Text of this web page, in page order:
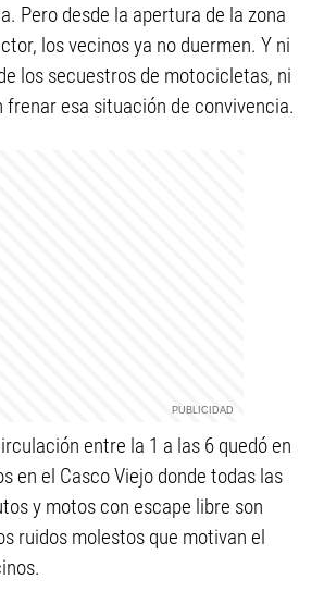
Pero desde la apertura de la zona
los vecinos ya no duermen. Y ni
los secuestros de motocicletas, ni
frenar esa situación de convivencia.
entre la 1 a las 6 quedó en
en el Casco Viejo donde todas las
y motos con escape libre son
ruidos molestos que motivan el